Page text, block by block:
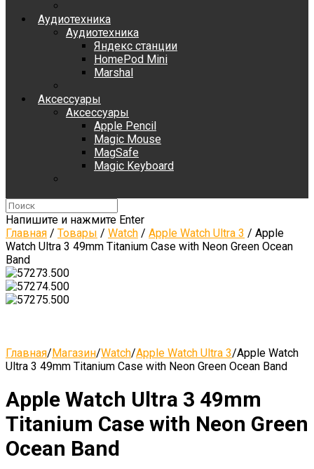
Аудиотехника
Аудиотехника
Яндекс станции
HomePod Mini
Marshal
Аксессуары
Аксессуары
Apple Pencil
Magic Mouse
MagSafe
Magic Keyboard
Напишите и нажмите Enter
Главная / Товары / Watch / Apple Watch Ultra 3 / Apple
Watch Ultra 3 49mm Titanium Case with Neon Green Ocean
Band
Главная/Магазин/Watch/Apple Watch Ultra 3/Apple Watch
Ultra 3 49mm Titanium Case with Neon Green Ocean Band
Apple Watch Ultra 3 49mm
Titanium Case with Neon Green
Ocean Band